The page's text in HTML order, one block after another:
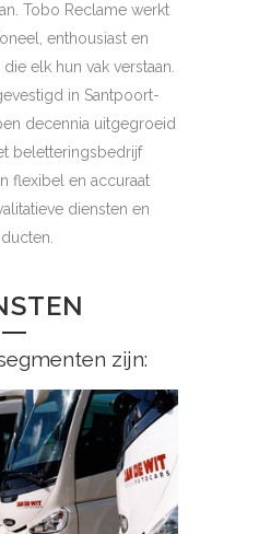
Tobo Reclame werkt
enthousiast en
elk hun vak verstaan.
in Santpoort-
decennia uitgegroeid
beletteringsbedrijf
flexibel en accuraat
diensten en
zijn: